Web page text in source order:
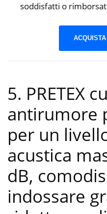
soddisfatti o
5. PRETEX
antirumore
per un
acustica
dB,
indossare